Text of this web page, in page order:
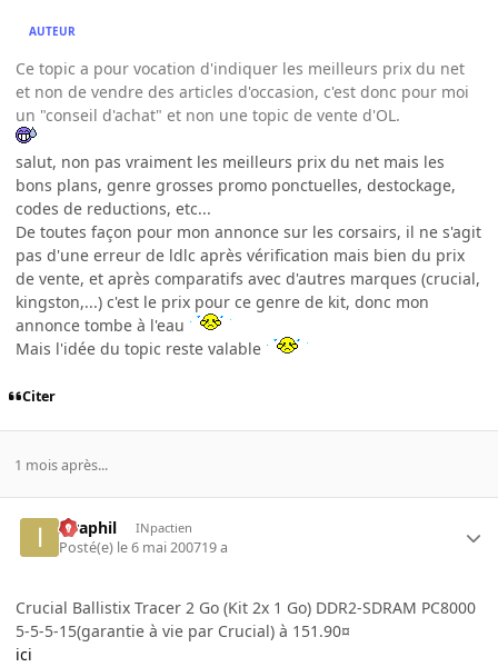
AUTEUR
Ce topic a pour vocation d'indiquer les meilleurs prix du net
et non de vendre des articles d'occasion, c'est donc pour moi
un "conseil d'achat" et non une topic de vente d'OL.
salut, non pas vraiment les meilleurs prix du net mais les
bons plans, genre grosses promo ponctuelles, destockage,
codes de reductions, etc...
De toutes façon pour mon annonce sur les corsairs, il ne s'agit
pas d'une erreur de ldlc après vérification mais bien du prix
de vente, et après comparatifs avec d'autres marques (crucial,
kingston,...) c'est le prix pour ce genre de kit, donc mon
annonce tombe à l'eau
Mais l'idée du topic reste valable
Citer
1 mois après...
Israphil INpactien
Posté(e) le 6 mai 200719 a
Crucial Ballistix Tracer 2 Go (Kit 2x 1 Go) DDR2-SDRAM PC8000
5-5-5-15(garantie à vie par Crucial) à 151.90¤
ici